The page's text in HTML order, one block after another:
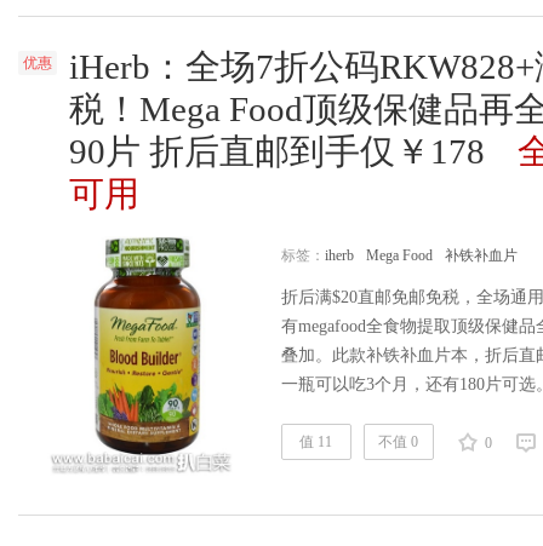
优惠
iHerb：全场7折公码
税！Mega Food顶级保健品再
90片 折后直邮到手仅￥178
可用
标签： iherb Mega Food 补铁补血片
折后满$20直邮免邮免税，全场通
有megafood全食物提取顶级保健
叠加。此款补铁补血片本，折后
一瓶可以吃3个月，还有180片可
实不含农药及除草剂，不含大豆
值 11 不值 0 0